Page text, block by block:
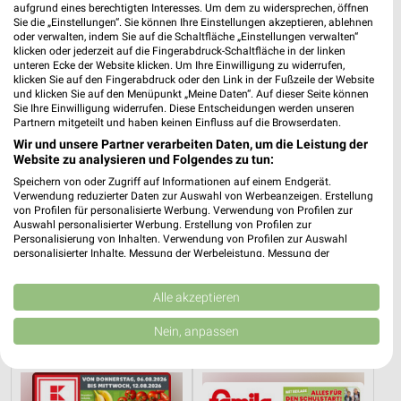
REWE
Noch morgen gültig
SELGROS
Food
Gültig bis Mi. 12.08.
aufgrund eines berechtigten Interesses. Um dem zu widersprechen, öffnen
Sie die „Einstellungen“. Sie können Ihre Einstellungen akzeptieren, ablehnen
oder verwalten, indem Sie auf die Schaltfläche „Einstellungen verwalten“
klicken oder jederzeit auf die Fingerabdruck-Schaltfläche in der linken
unteren Ecke der Website klicken. Um Ihre Einwilligung zu widerrufen,
klicken Sie auf den Fingerabdruck oder den Link in der Fußzeile der Website
und klicken Sie auf den Menüpunkt „Meine Daten“. Auf dieser Seite können
Sie Ihre Einwilligung widerrufen. Diese Entscheidungen werden unseren
Partnern mitgeteilt und haben keinen Einfluss auf die Browserdaten.
Wir und unsere Partner verarbeiten Daten, um die Leistung der
Website zu analysieren und Folgendes zu tun:
Speichern von oder Zugriff auf Informationen auf einem Endgerät.
Verwendung reduzierter Daten zur Auswahl von Werbeanzeigen. Erstellung
von Profilen für personalisierte Werbung. Verwendung von Profilen zur
Auswahl personalisierter Werbung. Erstellung von Profilen zur
Personalisierung von Inhalten. Verwendung von Profilen zur Auswahl
personalisierter Inhalte. Messung der Werbeleistung. Messung der
Kombinationen von Daten aus verschiedenen Quellen. Entwicklung und
Verbesserung der Angebote. Verwendung reduzierter Daten zur Auswahl
von Inhalten.
Daten können außerhalb der Europäischen Union weitergegeben und in die
USA gesendet werden.
Website/App.
Partnerliste anzeigen (1 IAB-Anbieter)
Alle akzeptieren
Nein, anpassen